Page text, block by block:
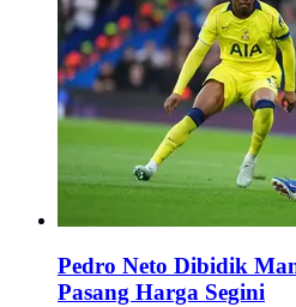
Pedro Neto Dibidik
Pasang Harga Segini